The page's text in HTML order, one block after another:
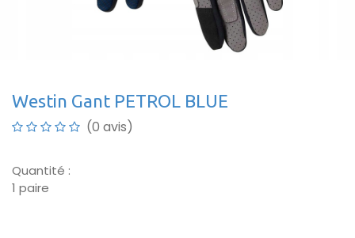
Westin Gant PETROL BLUE
(0 avis)
Quantité :
1 paire